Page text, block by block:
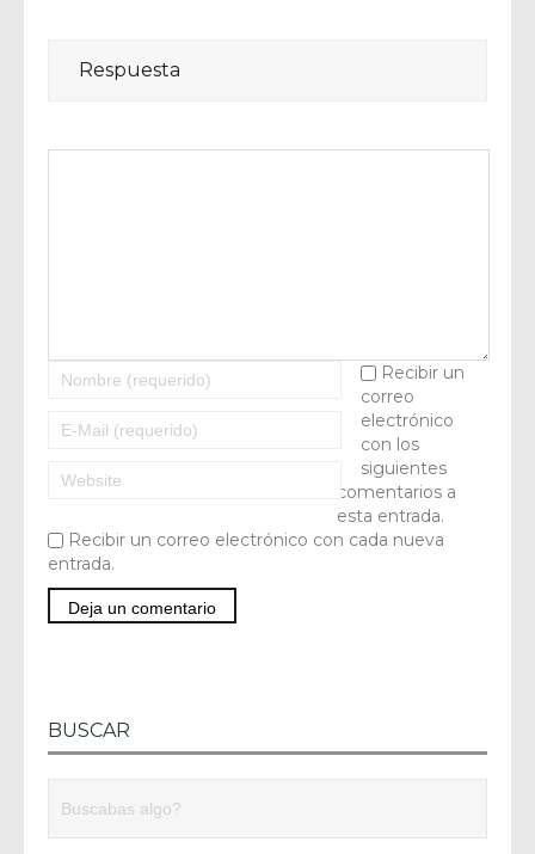
Respuesta
Recibir un
correo
electrónico
con los
siguientes
comentarios a
esta entrada.
Recibir un correo electrónico con cada nueva
entrada.
BUSCAR